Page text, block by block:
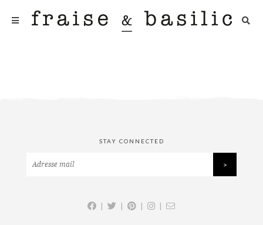
STAY CONNECTED
| | | |